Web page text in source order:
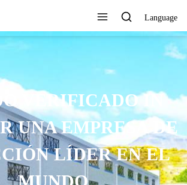
Language
ÚNICA,
CALIDAD,
RÁPIDO